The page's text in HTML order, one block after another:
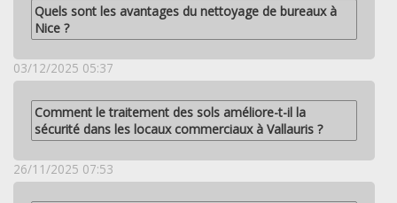
Quels sont les avantages du nettoyage de bureaux à
Nice ?
03/12/2025 05:37
Comment le traitement des sols améliore-t-il la
sécurité dans les locaux commerciaux à Vallauris ?
26/11/2025 07:53